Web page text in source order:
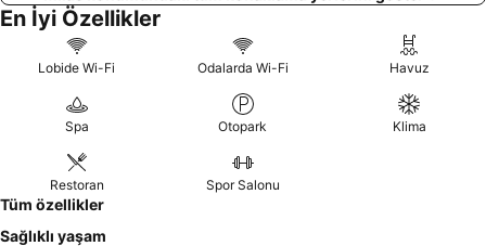
En İyi Özellikler
Lobide Wi-Fi Odalarda Wi-Fi Havuz
Spa Otopark Klima
Restoran Spor Salonu
Tüm özellikler
Sağlıklı yaşam